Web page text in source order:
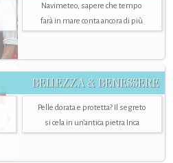
Navimeteo, sapere che tempo
farà in mare conta ancora di più
BELLEZZA & BENESSERE
Pelle dorata e protetta? Il segreto
si cela in un’antica pietra Inca